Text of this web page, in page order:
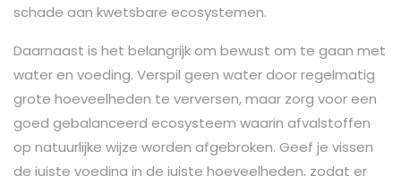
schade aan kwetsbare ecosystemen.
Daarnaast is het belangrijk om bewust om te gaan met
water en voeding. Verspil geen water door regelmatig
grote hoeveelheden te verversen, maar zorg voor een
goed gebalanceerd ecosysteem waarin afvalstoffen
op natuurlijke wijze worden afgebroken. Geef je vissen
de juiste voeding in de juiste hoeveelheden, zodat er